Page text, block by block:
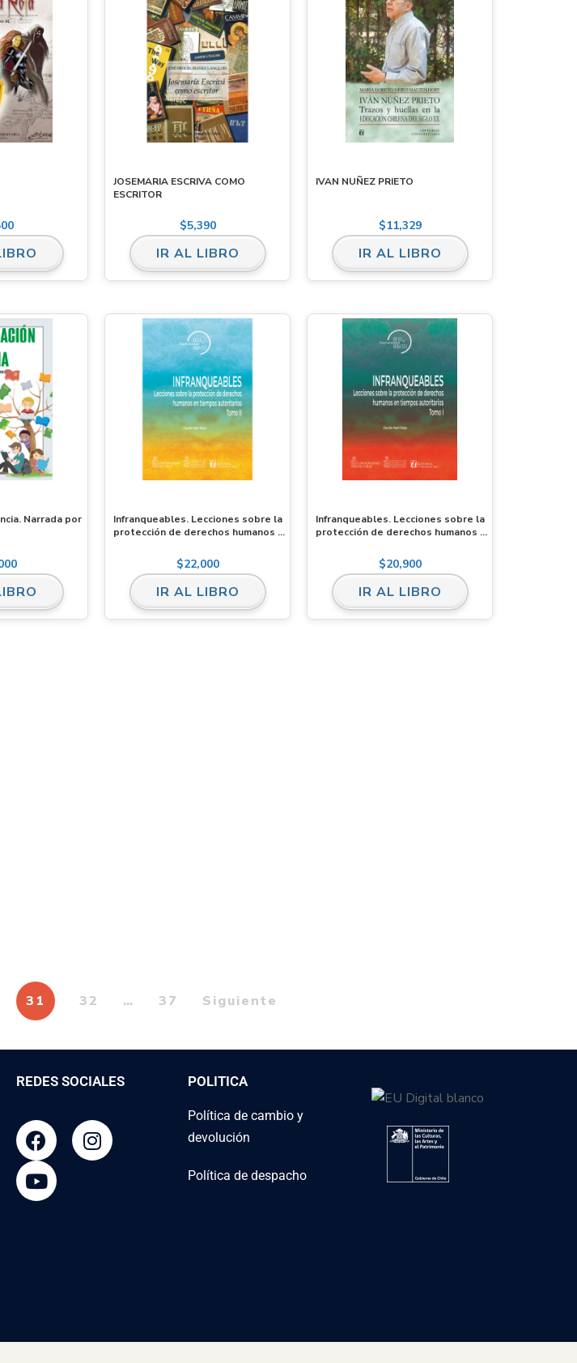
JOSEMARIA ESCRIVA COMO
ESCRITOR
$5,390
IR AL LIBRO
IVAN NUÑEZ PRIETO
$11,329
IR AL LIBRO
Narrada por
Infranqueables. Lecciones sobre la
protección de derechos humanos en
$22,000
IR AL LIBRO
Infranqueables. Lecciones sobre la
protección de derechos humanos en
$20,900
IR AL LIBRO
31 32 … 37 Siguiente
REDES SOCIALES
EDITORIAL Y
POLITICA
Política de cambio y
devolución
Política de despacho